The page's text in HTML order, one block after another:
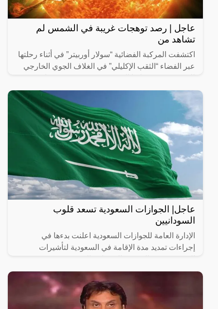
عاجل | رصد توهجات غريبة في الشمس لم
تشاهد من
اكتشفت المركبة الفضائية “سولار أوربيتر” في أثناء رحلتها
عبر الفضاء “الثقب الإكليلي” في الغلاف الجوي الخارجي
الحرارة.
عاجل| الجوازات السعودية تسعد قلوب
السودانيين
الإدارة العامة للجوازات السعودية اعلنت بدءها في
إجراءات تمديد مدة الإقامة في السعودية لتأشيرات
إلى بلادهم في